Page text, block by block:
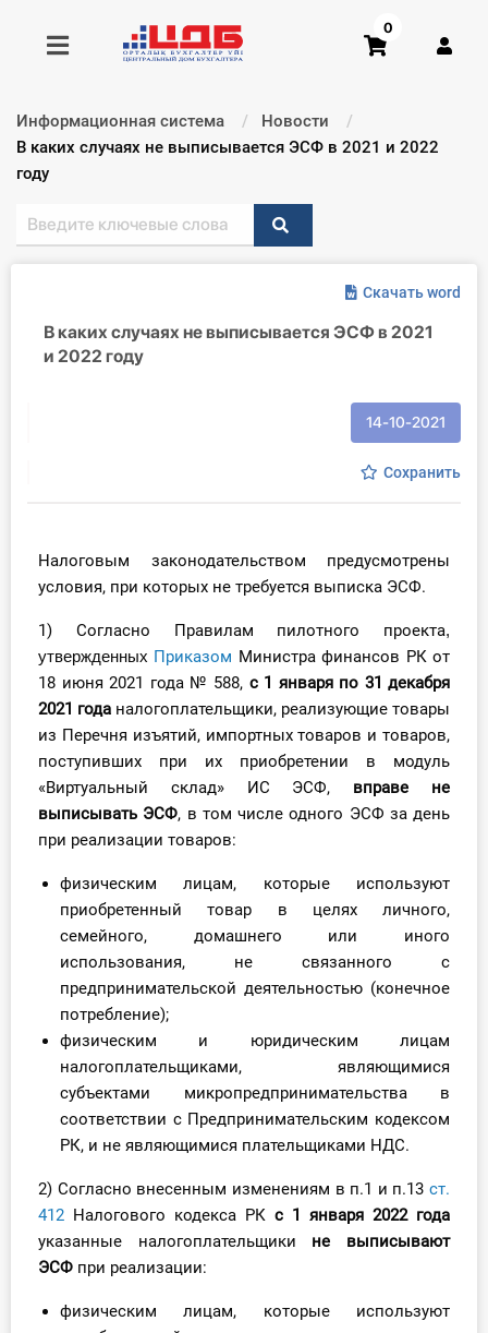
Получить консультацию
Главная ИС
Консультации
Вебинары
Справочник бухгалтера
Участник ВЭД
Практика ИП
Кадры. Труд. Зарплата.
Учет по отраслям
Юридический помощник
Интернет-магазин
О Системе
Обучение
Тарифы
Тестирование для
0
Информационная система
Новости
Текущий:
В каких случаях не выписывается ЭСФ в 2021 и 2022
году
Скачать word
В каких случаях не выписывается ЭСФ в 2021
и 2022 году
14-10-2021
Сохранить
Налоговым законодательством предусмотрены
условия, при которых не требуется выписка ЭСФ.
1) Согласно Правилам пилотного проекта,
утвержденных Приказом Министра финансов РК от
18 июня 2021 года № 588, с 1 января по 31 декабря
2021 года налогоплательщики, реализующие товары
из Перечня изъятий, импортных товаров и товаров,
поступивших при их приобретении в модуль
«Виртуальный склад» ИС ЭСФ, вправе не
выписывать ЭСФ, в том числе одного ЭСФ за день
при реализации товаров:
физическим лицам, которые используют
приобретенный товар в целях личного,
семейного, домашнего или иного
использования, не связанного с
предпринимательской деятельностью (конечное
потребление);
физическим и юридическим лицам
налогоплательщиками, являющимися
субъектами микропредпринимательства в
соответствии с Предпринимательским кодексом
РК, и не являющимися плательщиками НДС.
2) Согласно внесенным изменениям в п.1 и п.13 ст.
412 Налогового кодекса РК с 1 января 2022 года
указанные налогоплательщики не выписывают
ЭСФ при реализации:
физическим лицам, которые используют